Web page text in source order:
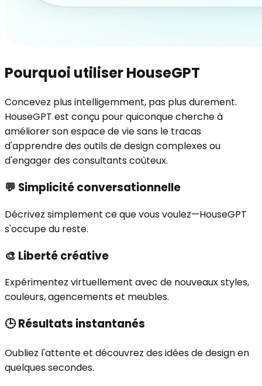
Pourquoi utiliser HouseGPT
Concevez plus intelligemment, pas plus durement.
HouseGPT est conçu pour quiconque cherche à
améliorer son espace de vie sans le tracas
d'apprendre des outils de design complexes ou
d'engager des consultants coûteux.
💬 Simplicité conversationnelle
Décrivez simplement ce que vous voulez—HouseGPT
s'occupe du reste.
🎨 Liberté créative
Expérimentez virtuellement avec de nouveaux styles,
couleurs, agencements et meubles.
🕒Résultats instantanés
Oubliez l'attente et découvrez des idées de design en
quelques secondes.